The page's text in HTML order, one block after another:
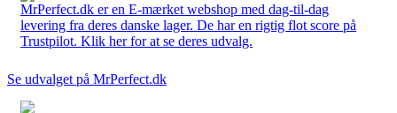
MrPerfect.dk er en E-mærket webshop med dag-til-dag
levering fra deres danske lager. De har en rigtig flot score på
Trustpilot. Klik her for at se deres udvalg.
Se udvalget på MrPerfect.dk